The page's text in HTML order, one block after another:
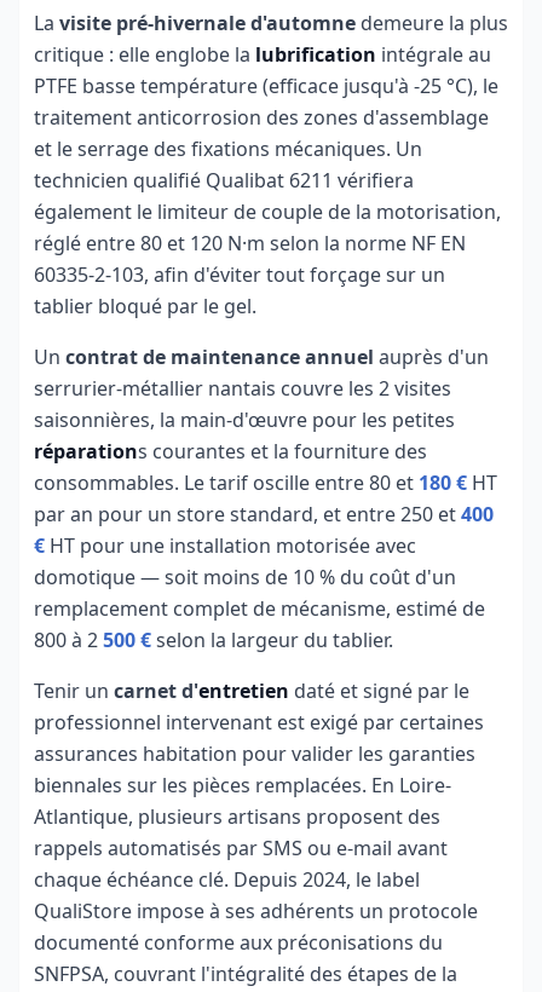
La visite pré-hivernale d'automne demeure la plus
critique : elle englobe la lubrification intégrale au
PTFE basse température (efficace jusqu'à -25 °C), le
traitement anticorrosion des zones d'assemblage
et le serrage des fixations mécaniques. Un
technicien qualifié Qualibat 6211 vérifiera
également le limiteur de couple de la motorisation,
réglé entre 80 et 120 N·m selon la norme NF EN
60335-2-103, afin d'éviter tout forçage sur un
tablier bloqué par le gel.
Un contrat de maintenance annuel auprès d'un
serrurier-métallier nantais couvre les 2 visites
saisonnières, la main-d'œuvre pour les petites
réparations courantes et la fourniture des
consommables. Le tarif oscille entre 80 et 180 € HT
par an pour un store standard, et entre 250 et400
€ HT pour une installation motorisée avec
domotique — soit moins de 10 % du coût d'un
remplacement complet de mécanisme, estimé de
800 à 2500 €selon la largeur du tablier.
Tenir un carnet d'entretien daté et signé par le
professionnel intervenant est exigé par certaines
assurances habitation pour valider les garanties
biennales sur les pièces remplacées. En Loire-
Atlantique, plusieurs artisans proposent des
rappels automatisés par SMS ou e-mail avant
chaque échéance clé. Depuis 2024, le label
QualiStore impose à ses adhérents un protocole
documenté conforme aux préconisations du
SNFPSA, couvrant l'intégralité des étapes de la